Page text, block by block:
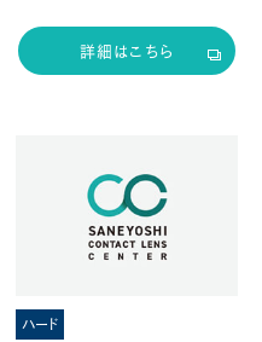
詳細はこちら
ハード